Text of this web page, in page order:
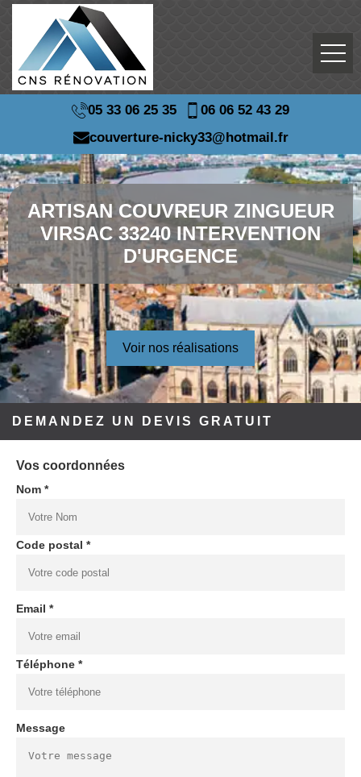
05 33 06 25 35
06 06 52 43 29
couverture-nicky33@hotmail.fr
ARTISAN COUVREUR ZINGUEUR
VIRSAC 33240 INTERVENTION
D'URGENCE
Voir nos réalisations
DEMANDEZ UN DEVIS GRATUIT
Vos coordonnées
Nom *
Code postal *
Email *
Téléphone *
Message